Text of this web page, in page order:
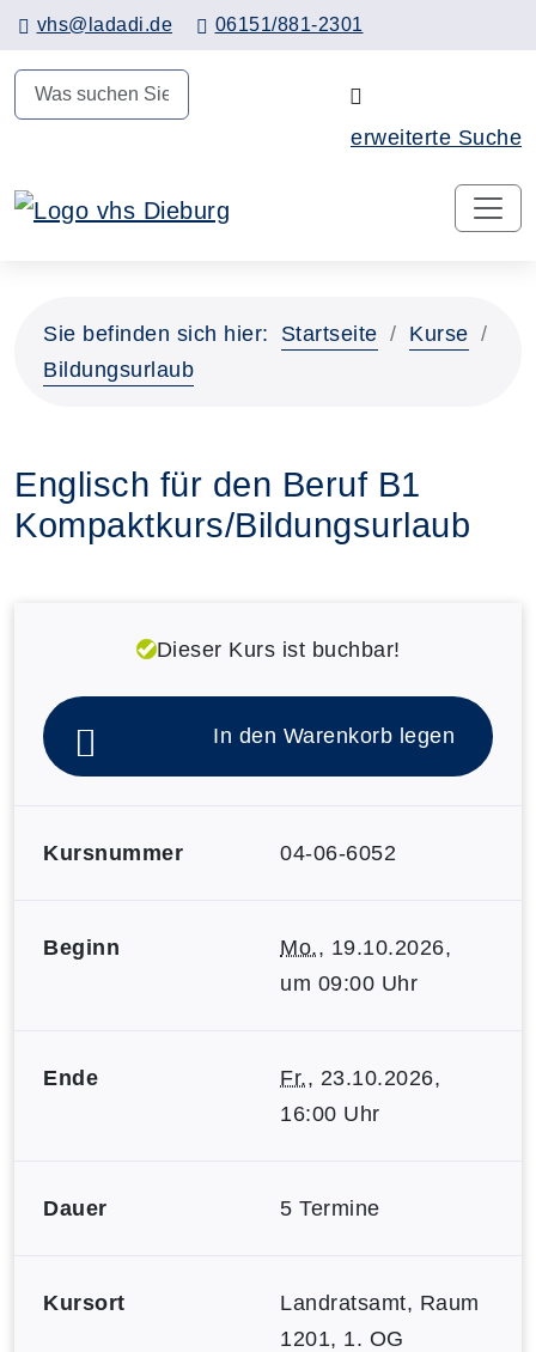
vhs@ladadi.de 06151/881-2301
erweiterte Suche
Hauptinhalt anspringen
Sie befinden sich hier: Startseite
Kurse
Bildungsurlaub
Englisch für den Beruf B1
Kompaktkurs/Bildungsurlaub
Dieser Kurs ist buchbar!
In den Warenkorb legen
Kursnummer 04-06-6052
Beginn Mo., 19.10.2026,
um 09:00 Uhr
Ende Fr., 23.10.2026,
16:00 Uhr
Dauer 5 Termine
Kursort
Landratsamt, Raum
1201, 1. OG